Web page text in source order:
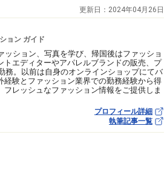
更新日： 2024年04月26日
ョン ガイド
ッション、写真を学び、帰国後はファッショ
トエディターやアパレルブランドの販売、プ
務。以前は自身のオンラインショップにてバ
経験とファッション業界での勤務経験から得
フレッシュなファッション情報をご提供しま
プロフィール詳細
執筆記事一覧